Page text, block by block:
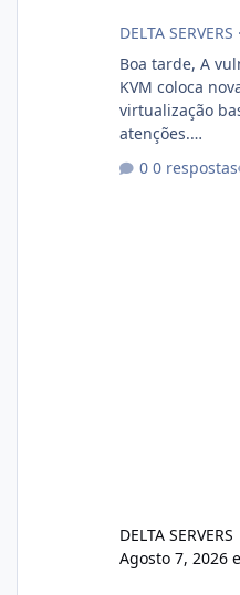
DELTA SERVERS ·
Boa tarde, A
KVM coloca
virtualização
atenções.
https://
xjx23zz5f Criamos uma breve explicação:
0 respostas
DELTA SERVERS
Agosto 7, 2026